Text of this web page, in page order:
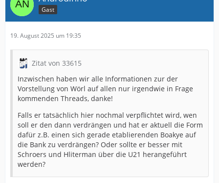
Gast
19. August 2025 um 19:35
Zitat von 33615
Inzwischen haben wir alle Informationen zur der
Vorstellung von Wörl auf allen nur irgendwie in Frage
kommenden Threads, danke!
Falls er tatsächlich hier nochmal verpflichtet wird, wen
soll er den dann verdrängen und hat er aktuell die Form
dafür z.B. einen sich gerade etablierenden Boakye auf
die Bank zu verdrängen? Oder sollte er besser mit
Schroers und Hliterman über die U21 herangeführt
werden?